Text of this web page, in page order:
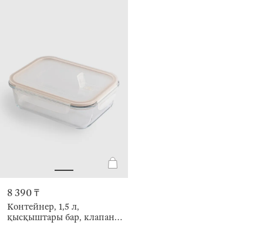
8 390 ₸
Контейнер, 1,5 л,
қысқыштары бар, клапаны